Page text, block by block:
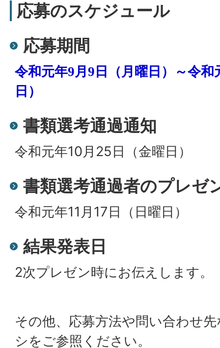
応募のスケジュール
応募期間
令和元年9月9日（月曜日）～令和
日）
書類選考通過通知
令和元年10月25日（金曜日）
書類選考通過者のプレゼ
令和元年11月17日（日曜日）
結果発表日
2次プレゼン時にお伝えします。
その他、応募方法や問い合わせ
シをご参照ください。